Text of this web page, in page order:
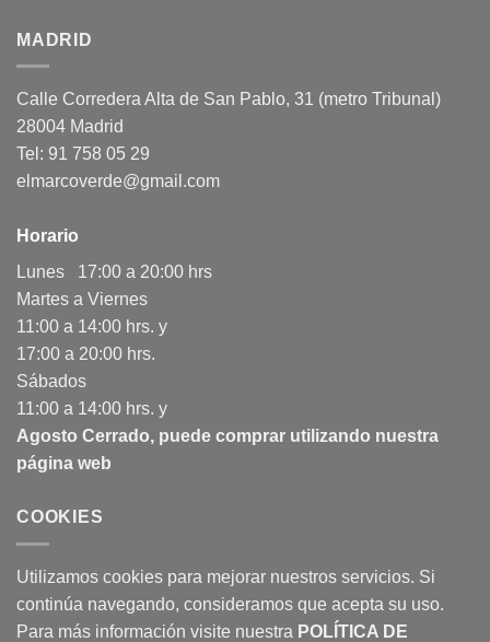
MADRID
Calle Corredera Alta de San Pablo, 31 (metro Tribunal)
28004 Madrid
Tel: 91 758 05 29
elmarcoverde@gmail.com
Horario
Lunes 17:00 a 20:00 hrs
Martes a Viernes
11:00 a 14:00 hrs. y
17:00 a 20:00 hrs.
Sábados
11:00 a 14:00 hrs. y
Agosto Cerrado, puede comprar utilizando nuestra
página web
COOKIES
Utilizamos cookies para mejorar nuestros servicios. Si
continúa navegando, consideramos que acepta su uso.
Para más información visite nuestra POLÍTICA DE